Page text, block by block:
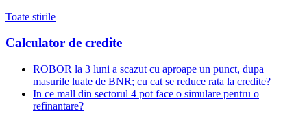
Toate stirile
Calculator de credite
ROBOR la 3 luni a scazut cu aproape un punct, dupa
masurile luate de BNR; cu cat se reduce rata la credite?
In ce mall din sectorul 4 pot face o simulare pentru o
refinantare?